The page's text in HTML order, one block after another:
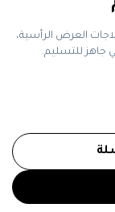
العرض الرأسية،
جاهز للتسليم.